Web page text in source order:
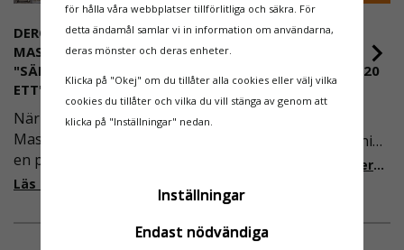
Säkerställ en trygg arbetsmiljö med
Räddningsstege EVA LAD 2 – en räddningslösning
som du kan lita på i kritiska situationer.
DEROME
MASKINUTHYRNING -
"SÄKERHET ÄR ALLTID PRIO
ETT"
När Derome
Maskinuthyrning behövde
en pålitlig partner inom
fallskydd och
säkerhetslösningar föll
valet på
Ställningsprodukter.se.
NYA REGLER FÖR
RULLSTÄLLNING -
AFS2023:9 & EN1004:2020
Även om det kan verka
högst osannolikt så är
våra regler för rullställning
i Sverige slappare än de
men detta kommer det bli
ändring på. Från och med
2025 träder nya
Läs mer om de nya reglerna!
för hålla våra webbplatser tillförlitliga och säkra. För
detta ändamål samlar vi in information om användarna,
deras mönster och deras enheter.
Klicka på "Okej" om du tillåter alla cookies eller välj vilka
cookies du tillåter och vilka du vill stänga av genom att
klicka på "Inställningar" nedan.
Inställningar
Endast nödvändiga